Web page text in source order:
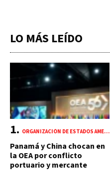
LO MÁS LEÍDO
ORGANIZACIÓN DE ESTADOS AMERICANOS (OEA)
Panamá y China chocan en
la OEA por conflicto
portuario y mercante